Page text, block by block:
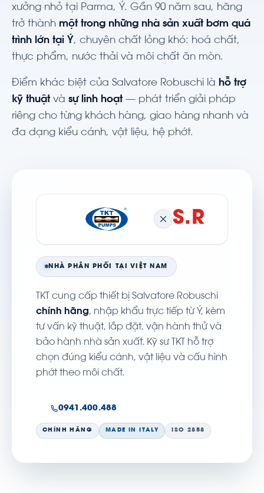
xưởng nhỏ tại Parma, Ý. Gần 90 năm sau, hãng
trở thành một trong những nhà sản xuất bơm quá
trình lớn tại Ý, chuyên chất lỏng khó: hoá chất,
thực phẩm, nước thải và môi chất ăn mòn.
Điểm khác biệt của Salvatore Robuschi là hỗ trợ
kỹ thuật và sự linh hoạt — phát triển giải pháp
riêng cho từng khách hàng, giao hàng nhanh và
đa dạng kiểu cánh, vật liệu, hệ phớt.
S.R
NHÀ PHÂN PHỐI TẠI VIỆT NAM
TKT cung cấp thiết bị Salvatore Robuschi
chính hãng, nhập khẩu trực tiếp từ Ý, kèm
tư vấn kỹ thuật, lắp đặt, vận hành thử và
bảo hành nhà sản xuất. Kỹ sư TKT hỗ trợ
chọn đúng kiểu cánh, vật liệu và cấu hình
phớt theo môi chất.
0941.400.488
CHÍNH HÃNG MADE IN ITALY ISO 2858